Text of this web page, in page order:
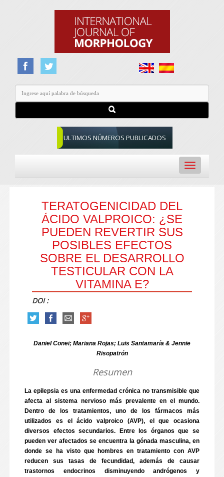
ULTIMOS NÚMEROS PUBLICADOS
Toggle
navigation
TERATOGENICIDAD DEL
ÁCIDO VALPROICO: ¿SE
PUEDEN REVERTIR SUS
POSIBLES EFECTOS
SOBRE EL DESARROLLO
TESTICULAR CON LA
VITAMINA E?
DOI :
Daniel Conei; Mariana Rojas; Luis Santamaría & Jennie
Risopatrón
Resumen
La epilepsia es una enfermedad crónica no transmisible que
afecta al sistema nervioso más prevalente en el mundo.
Dentro de los tratamientos, uno de los fármacos más
utilizados es el ácido valproico (AVP), el que ocasiona
diversos efectos secundarios. Entre los órganos que se
pueden ver afectados se encuentra la gónada masculina, en
donde se ha visto que hombres en tratamiento con AVP
reducen sus tasas de fecundidad, además de causar
trastornos endocrinos disminuyendo andrógenos y